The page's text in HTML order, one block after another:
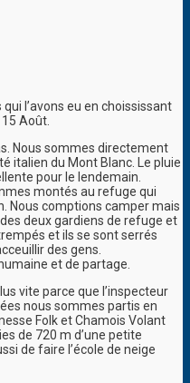
qui l’avons eu en choississant
Août.
Nous sommes directement
italien du Mont Blanc. Le pluie
pour le lendemain.
montés au refuge qui
Nous comptions camper mais
deux gardiens de refuge et
et ils se sont serrés
des gens.
et de partage.
vite parce que l’inspecteur
nous sommes partis en
Folk et Chamois Volant
de 720 m d’une petite
de faire l’école de neige